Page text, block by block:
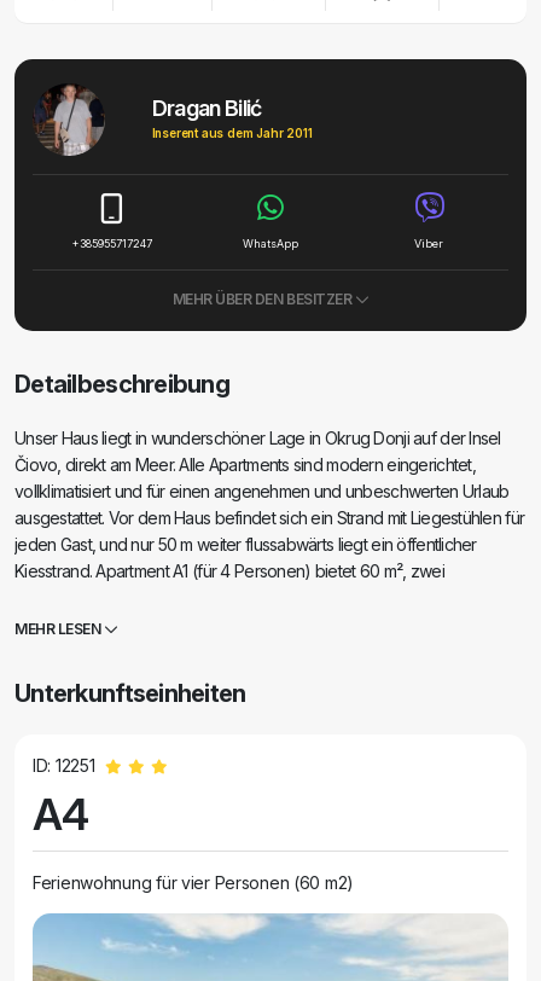
Dragan Bilić
Inserent aus dem Jahr 2011
+385955717247 WhatsApp Viber
MEHR ÜBER DEN BESITZER
Detailbeschreibung
Unser Haus liegt in wunderschöner Lage in Okrug Donji auf der Insel
Čiovo, direkt am Meer. Alle Apartments sind modern eingerichtet,
vollklimatisiert und für einen angenehmen und unbeschwerten Urlaub
ausgestattet. Vor dem Haus befindet sich ein Strand mit Liegestühlen für
jeden Gast, und nur 50 m weiter flussabwärts liegt ein öffentlicher
Kiesstrand. Apartment A1 (für 4 Personen) bietet 60 m², zwei
Balkon mit herrlichem Meerblick. Apartment A2 (für 6 Personen) verfügt
Panoramablick. Apartment A2 ist für die Saison 2026 nicht verfügbar.
Wohnzimmer, eine Küche, ein Badezimmer mit WC und einen Balkon
Boards, und die Anlage ist videoüberwacht. Genießen Sie die Ruhe, die
Nähe zum Meer und unsere Gastfreundschaft!
MEHR LESEN
Unterkunftseinheiten
ID: 12251
A4
Ferienwohnung für vier Personen (60 m2)